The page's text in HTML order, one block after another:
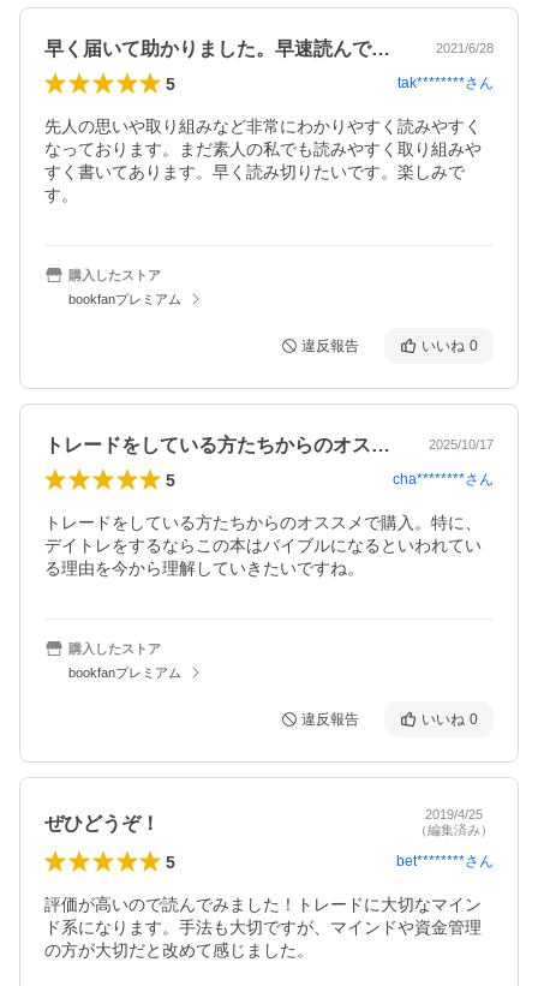
早く届いて助かりました。早速読んでます 2021/6/28
5 tak********さん
先人の思いや取り組みなど非常にわかりやすく読みやすく
なっております。まだ素人の私でも読みやすく取り組みや
すく書いてあります。早く読み切りたいです。楽しみで
す。
購入したストア
bookfanプレミアム
違反報告 いいね 0
トレードをしている方たちからのオススメ… 2025/10/17
5 cha********さん
トレードをしている方たちからのオススメで購入。特に、
デイトレをするならこの本はバイブルになるといわれてい
る理由を今から理解していきたいですね。
購入したストア
bookfanプレミアム
違反報告 いいね 0
ぜひどうぞ！
2019/4/25
（編集済み）
5 bet********さん
評価が高いので読んでみました！トレードに大切なマイン
ド系になります。手法も大切ですが、マインドや資金管理
の方が大切だと改めて感じました。